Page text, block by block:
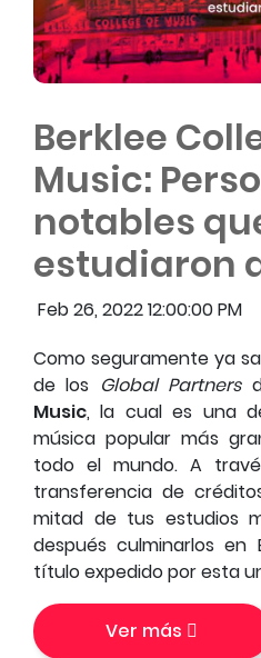
Berklee
Music:
notables
estudiaron
Feb 26, 2022 12:00:00 PM
Como seguramente ya
de los Global Partners
Music, la cual es una
música popular más
todo el mundo. A
transferencia de
mitad de tus estudios
después culminarlos en
título expedido por esta
Ver más